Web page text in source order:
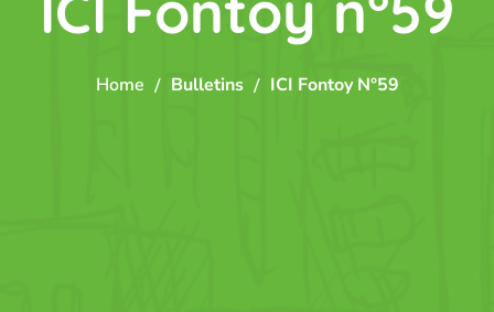
Home Bulletins ICI Fontoy N°59